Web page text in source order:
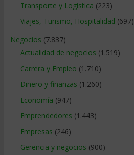
Transporte y Logistica (223)
Viajes, Turismo, Hospitalidad (697)
Negocios (7.837)
Actualidad de negocios (1.519)
Carrera y Empleo (1.710)
Dinero y finanzas (1.260)
Economía (947)
Emprendedores (1.443)
Empresas (246)
Gerencia y negocios (900)